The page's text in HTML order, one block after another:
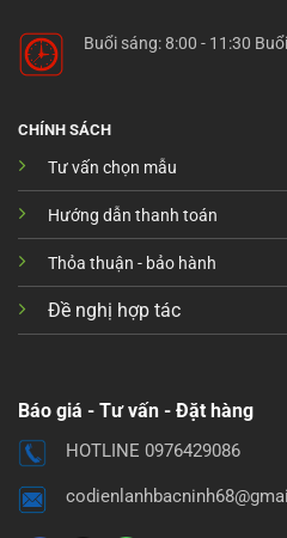
Buổi sáng: 8:00 - 11:30
CHÍNH SÁCH
Tư vấn chọn mẫu
Hướng dẫn thanh toán
Thỏa thuận - bảo hành
Đề nghị hợp tác
Báo giá - Tư vấn - Đặt hàng
HOTLINE 0976429086